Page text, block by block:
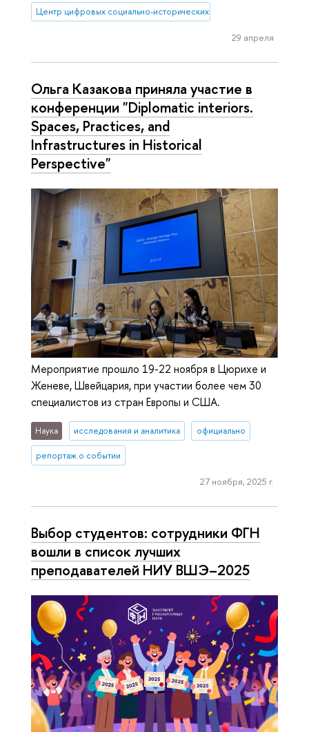
Центр цифровых социально-исторических исследований
29 апреля
Ольга Казакова приняла участие в
конференции "Diplomatic interiors.
Spaces, Practices, and
Infrastructures in Historical
Perspective"
Мероприятие прошло 19-22 ноября в Цюрихе и
Женеве, Швейцария, при участии более чем 30
специалистов из стран Европы и США.
Наука исследования и аналитика официально
репортаж о событии
27 ноября, 2025 г.
Выбор студентов: сотрудники ФГН
вошли в список лучших
преподавателей НИУ ВШЭ–2025